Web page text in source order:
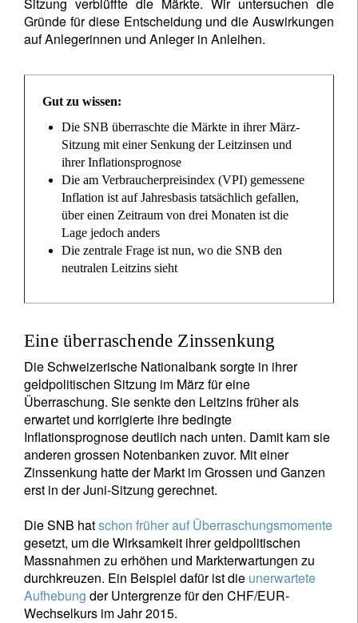
Gründe für diese Entscheidung und die Auswirkungen
auf Anlegerinnen und Anleger in Anleihen.
Gut zu wissen:
Die SNB überraschte die Märkte in ihrer März-
Sitzung mit einer Senkung der Leitzinsen und
ihrer Inflationsprognose
Die am Verbraucherpreisindex (VPI) gemessene
Inflation ist auf Jahresbasis tatsächlich gefallen,
über einen Zeitraum von drei Monaten ist die
Lage jedoch anders
Die zentrale Frage ist nun, wo die SNB den
neutralen Leitzins sieht
Eine überraschende Zinssenkung
Die Schweizerische Nationalbank sorgte in ihrer
geldpolitischen Sitzung im März für eine
Überraschung. Sie senkte den Leitzins früher als
erwartet und korrigierte ihre bedingte
Inflationsprognose deutlich nach unten. Damit kam sie
anderen grossen Notenbanken zuvor. Mit einer
Zinssenkung hatte der Markt im Grossen und Ganzen
erst in der Juni-Sitzung gerechnet.
Die SNB hatschon früher auf Überraschungsmomente
gesetzt, um die Wirksamkeit ihrer geldpolitischen
Massnahmen zu erhöhen und Markterwartungen zu
durchkreuzen. Ein Beispiel dafür ist die unerwartete
Aufhebung der Untergrenze für den CHF/EUR-
Wechselkurs im Jahr 2015.